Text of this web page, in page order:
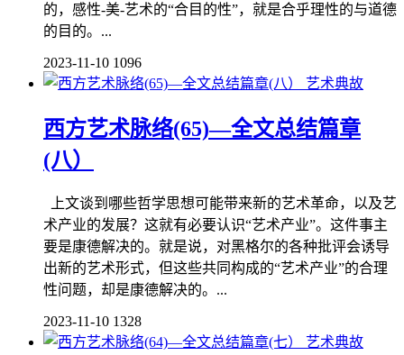
的，感性-美-艺术的“合目的性”，就是合乎理性的与道德
的目的。...
2023-11-10 1096
艺术典故
西方艺术脉络(65)—全文总结篇章
(八）
上文谈到哪些哲学思想可能带来新的艺术革命，以及艺
术产业的发展？这就有必要认识“艺术产业”。这件事主
要是康德解决的。就是说，对黑格尔的各种批评会诱导
出新的艺术形式，但这些共同构成的“艺术产业”的合理
性问题，却是康德解决的。...
2023-11-10 1328
艺术典故